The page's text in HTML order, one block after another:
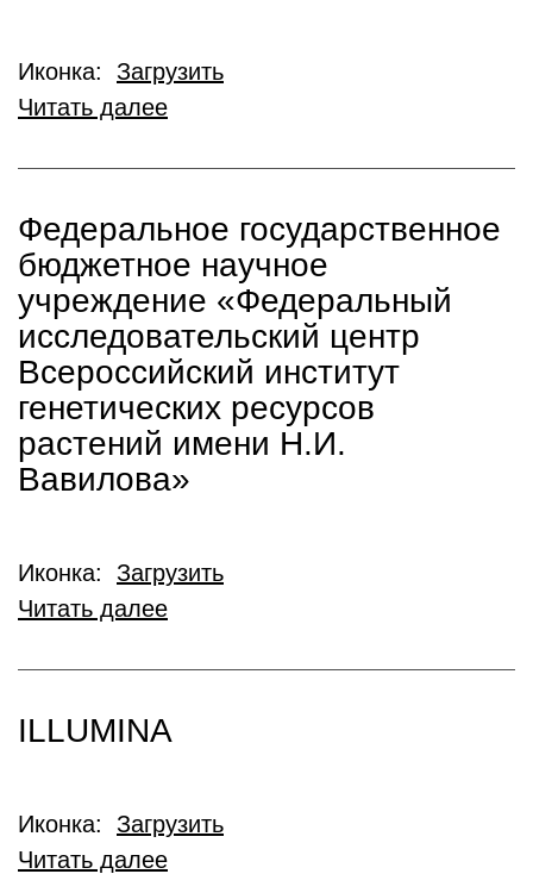
Иконка: Загрузить
Читать далее
Федеральное государственное
бюджетное научное
учреждение «Федеральный
исследовательский центр
Всероссийский институт
генетических ресурсов
растений имени Н.И.
Вавилова»
Иконка: Загрузить
Читать далее
ILLUMINA
Иконка: Загрузить
Читать далее